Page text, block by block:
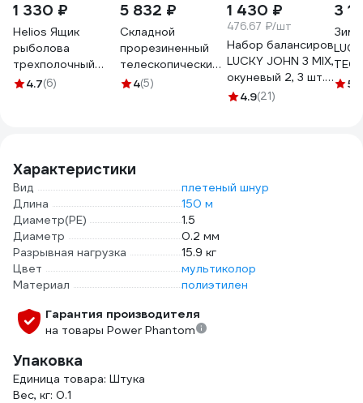
1 330 ₽
Helios Ящик
рыболова
трехполочный
зеленый
4.7(6)
5 832 ₽
Складной
прорезиненный
телескопический
подсачек LUCKY
4(5)
1 430 ₽
476.67 ₽/шт
Набор балансиров
LUCKY JOHN 3 MIX,
окуневый 2, 3 шт.
LJB-003SET
4.9(21)
3
5
Характеристики
Вид
плетеный шнур
Длина
150 м
Диаметр(PE)
1.5
Диаметр
0.2 мм
Разрывная нагрузка
15.9 кг
Цвет
мультиколор
Материал
полиэтилен
Гарантия производителя
на товары Power Phantom
Упаковка
Единица товара: Штука
Вес, кг: 0.1